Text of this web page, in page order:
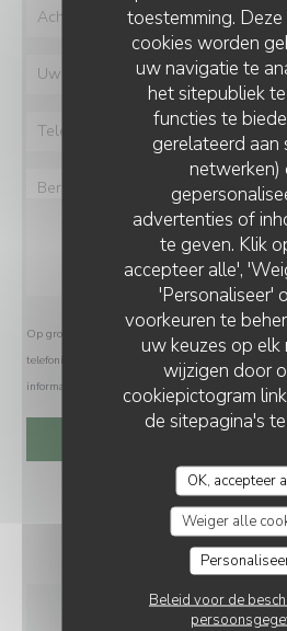
toestemming.
cookies worden
uw navigatie te
het sitepubliek
functies te
gerelateerd aan
netwerken)
advertenties of
te geven. Klik
accepteer alle',
'Personaliseer'
voorkeuren te
uw keuzes op elk
wijzigen door
cookiepictogram
de sitepagina's
OK, accepteer
Weiger alle
Beleid voor de
Op grond van de privacywetgeving heeft u het
telefonische marketing via het Bel-me-niet Register:
informatie over hoe wij uw gegevens verwerken, zie
LE PETIT